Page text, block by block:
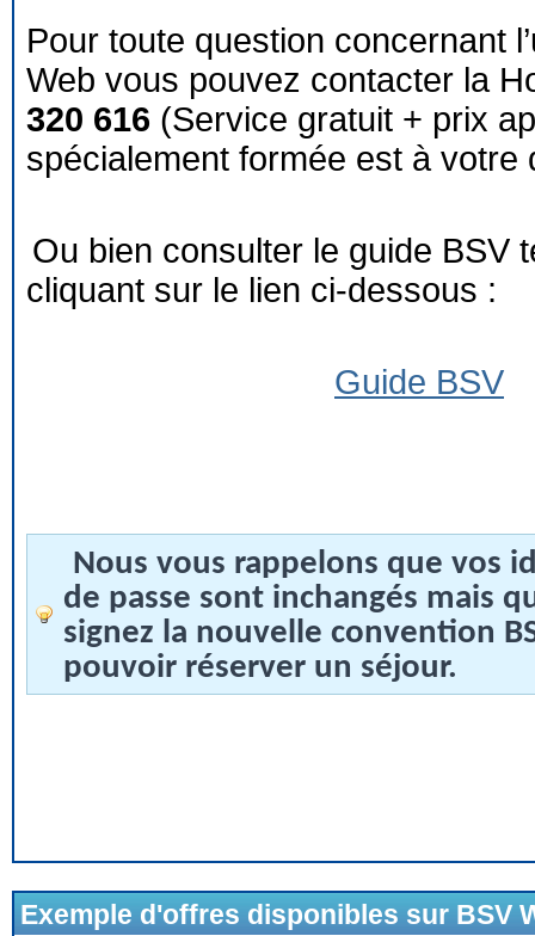
Pour toute question concernant
Web vous pouvez contacter la
320 616 (Service gratuit + prix
spécialement formée est à votre
Ou bien consulter le guide BSV
cliquant sur le lien ci-dessous :
Guide BSV
Nous vous rappelons que vos
de passe sont inchangés mais
signez la nouvelle convention
pouvoir réserver un séjour.
Exemple d'offres disponibles sur BSV